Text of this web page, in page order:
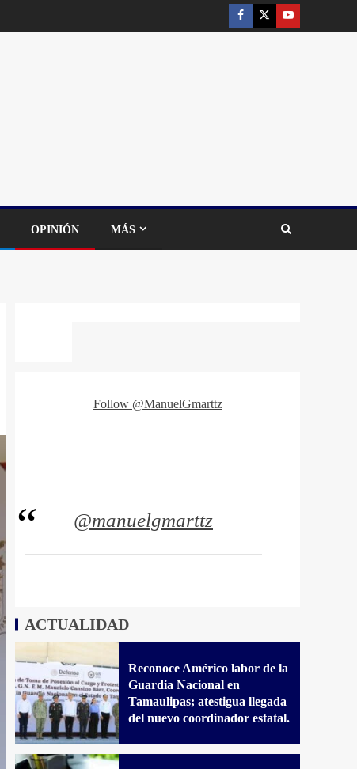
OPINIÓN MÁS
Follow @ManuelGmarttz
@manuelgmarttz
ACTUALIDAD
Reconoce Américo labor de la
Guardia Nacional en
Tamaulipas; atestigua llegada
del nuevo coordinador estatal.